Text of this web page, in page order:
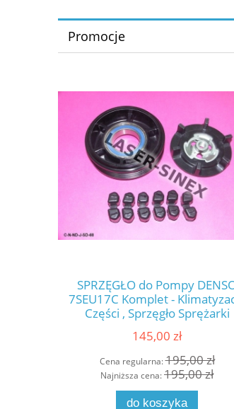
Promocje
SPRZĘGŁO do Pompy
7SEU17C Komplet -
Części , Sprzęgło Sprężarki
Klimatyzacji , Części do
Klimatyzacji (SD-68)
145,00 zł
Cena regularna:195,00 zł
Najniższa cena:195,00 zł
do koszyka